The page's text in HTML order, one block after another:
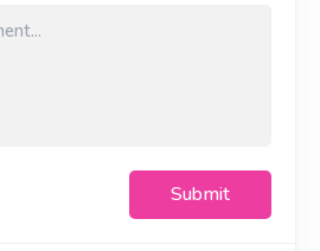
Submit